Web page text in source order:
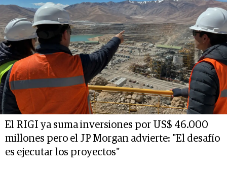
El RIGI ya suma inversiones por US$ 46.000
millones pero el JP Morgan advierte: "El desafío
es ejecutar los proyectos"